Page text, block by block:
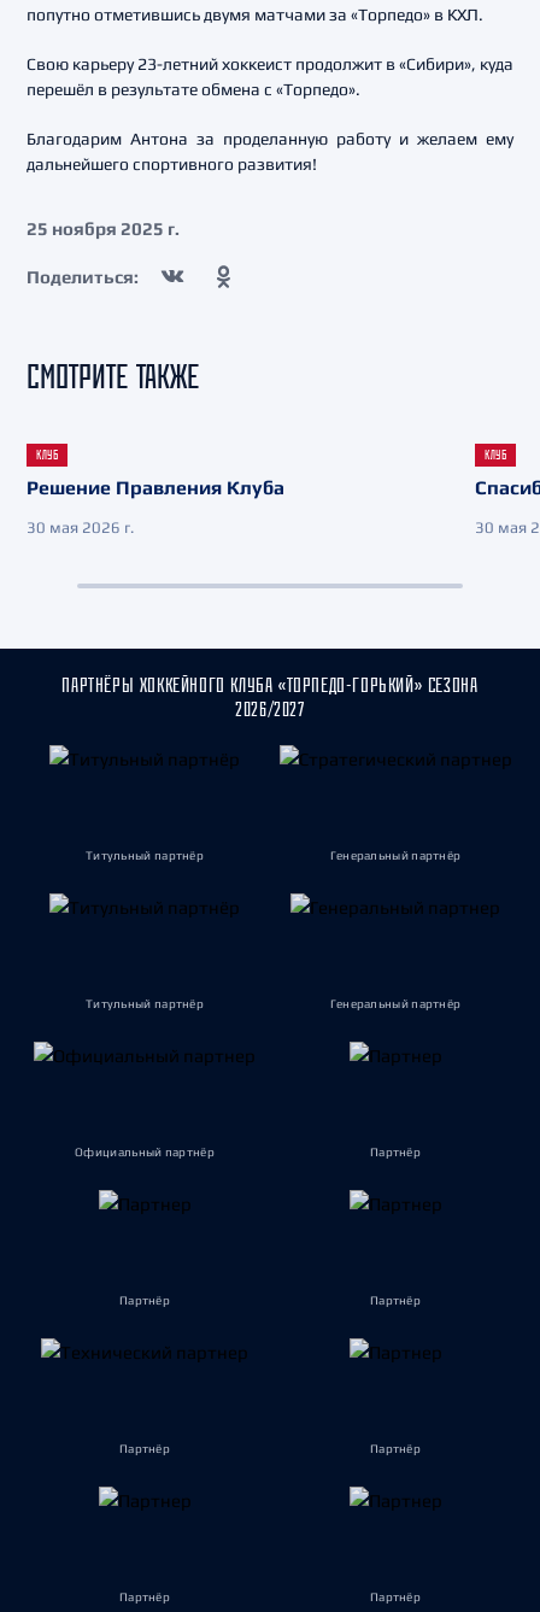
попутно отметившись двумя матчами за «Торпедо» в КХЛ.
Свою карьеру 23-летний хоккеист продолжит в «Сибири», куда
перешёл в результате обмена с «Торпедо».
Благодарим Антона за проделанную работу и желаем ему
дальнейшего спортивного развития!
25 ноября 2025 г.
Поделиться:
СМОТРИТЕ ТАКЖЕ
КЛУБ
Решение Правления Клуба
30 мая 2026 г.
КЛУБ
30 мая
ПАРТНЁРЫ ХОККЕЙНОГО КЛУБА «ТОРПЕДО-ГОРЬКИЙ» СЕЗОНА
2026/2027
Титульный партнёр Генеральный партнёр
Титульный партнёр Генеральный партнёр
Официальный партнёр Партнёр
Партнёр Партнёр
Партнёр Партнёр
Партнёр Партнёр